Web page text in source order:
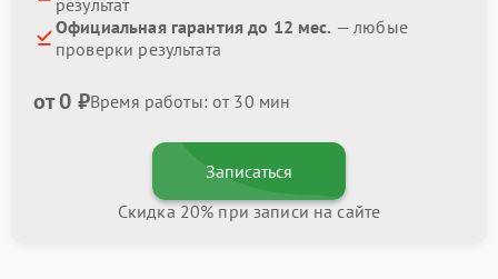
результат
Официальная гарантия до 12 мес. — любые
проверки результата
от 0 ₽Время работы: от 30 мин
Записаться
Скидка 20% при записи на сайте